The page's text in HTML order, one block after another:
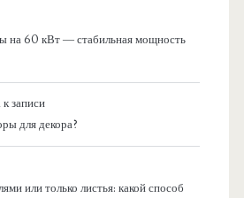
на 60 кВт — стабильная мощность
к записи
для декора?
или только листья: какой способ